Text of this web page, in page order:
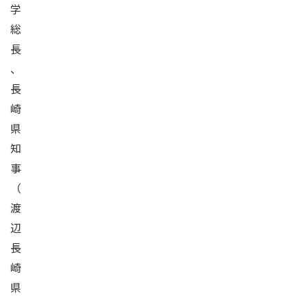
学
総
長
、
長
崎
県
知
事
（
渡
辺
長
崎
県